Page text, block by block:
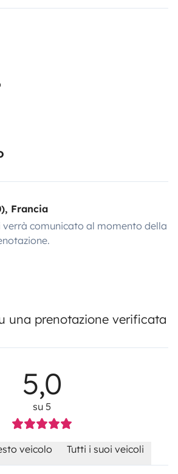
Francia
verrà comunicato al momento della
una prenotazione verificata
5,0
su 5
veicolo Tutti i suoi veicoli